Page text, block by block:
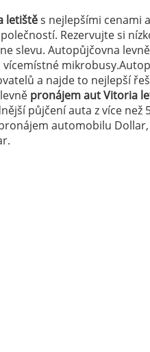
letištěs nejlepšími cenami
Rezervujte si
slevu. Autopůjčovna
a najde to nejlepší
pronájem aut Vitoria
půjčení auta z více než
automobilu